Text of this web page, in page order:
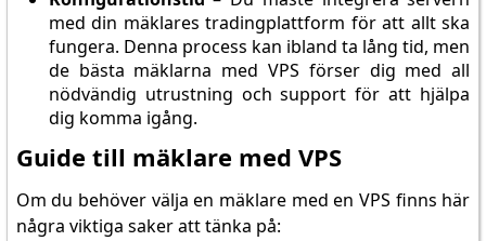
med din mäklares tradingplattform för att allt ska
fungera. Denna process kan ibland ta lång tid, men
de bästa mäklarna med VPS förser dig med all
nödvändig utrustning och support för att hjälpa
dig komma igång.
Guide till mäklare med VPS
Om du behöver välja en mäklare med en VPS finns här
några viktiga saker att tänka på: